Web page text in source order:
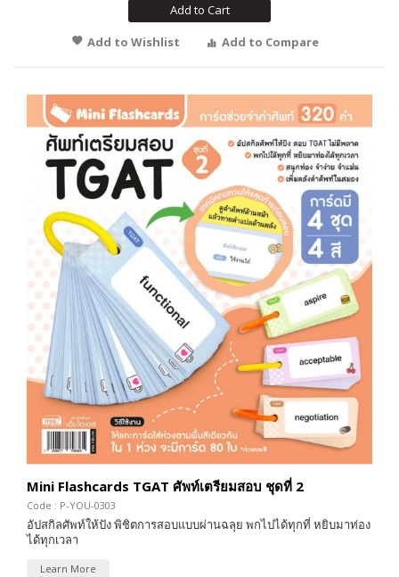
Add to Cart
Add to Wishlist
Add to Compare
Mini Flashcards TGAT ศัพท์เตรียมสอบ ชุดที่ 2
Code : P-YOU-0303
อัปสกิลศัพท์ให้ปัง พิชิตการสอบแบบผ่านฉลุย พกไปได้ทุกที่ หยิบมาท่อง
ได้ทุกเวลา
Learn More